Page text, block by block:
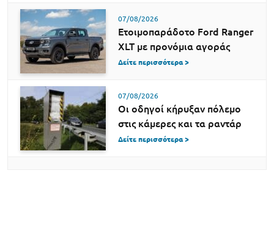
07/08/2026
Ετοιμοπαράδοτο Ford Ranger
XLT με προνόμια αγοράς
Δείτε περισσότερα >
07/08/2026
Οι οδηγοί κήρυξαν πόλεμο
στις κάμερες και τα ραντάρ
Δείτε περισσότερα >